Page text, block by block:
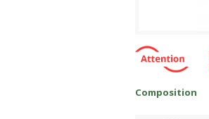
Composition